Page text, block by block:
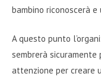
bambino riconoscerà e
A questo punto
sembrerà sicuramente
attenzione per creare